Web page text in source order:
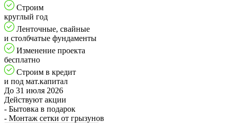
Строим
круглый год
Ленточные, свайные
и столбчатые фундаменты
Изменение проекта
бесплатно
Строим в кредит
и под мат.капитал
До 31 июля 2026
Действуют акции
- Бытовка в подарок
- Монтаж сетки от грызунов